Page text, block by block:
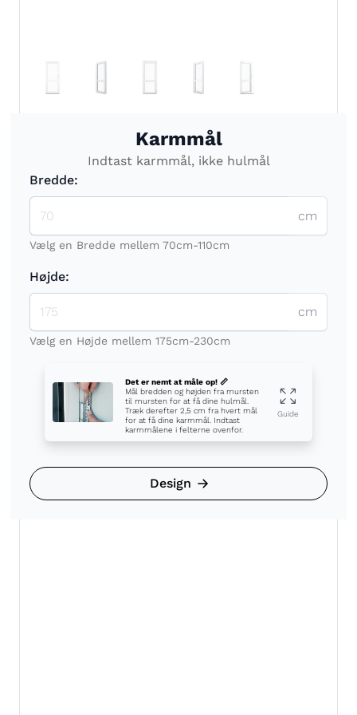
Karmmål
Indtast karmmål, ikke hulmål
Bredde:
cm
Vælg en Bredde mellem 70cm-110cm
Højde:
cm
Vælg en Højde mellem 175cm-230cm
Det er nemt at måle op! 📏
Mål bredden og højden fra mursten
til mursten for at få dine hulmål.
Træk derefter 2,5 cm fra hvert mål
for at få dine karmmål. Indtast
karmmålene i felterne ovenfor.
Guide
Design